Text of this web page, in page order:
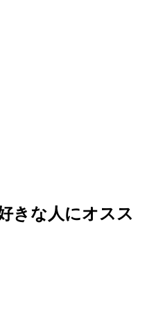
きな人にオスス